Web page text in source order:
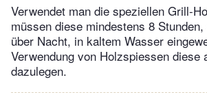
Verwendet man die speziellen Grill-
müssen diese mindestens 8
über Nacht, in kaltem Wasser
Verwendung von Holzspiessen diese
dazulegen.